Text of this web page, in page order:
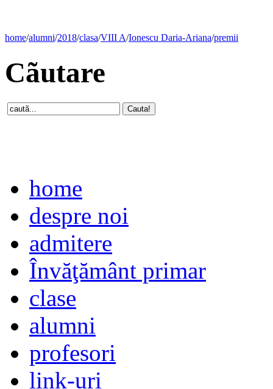
home/alumni/2018/clasa/VIII A/Ionescu Daria-Ariana/premii
Cãutare
home
despre noi
admitere
Învăţământ primar
clase
alumni
profesori
link-uri